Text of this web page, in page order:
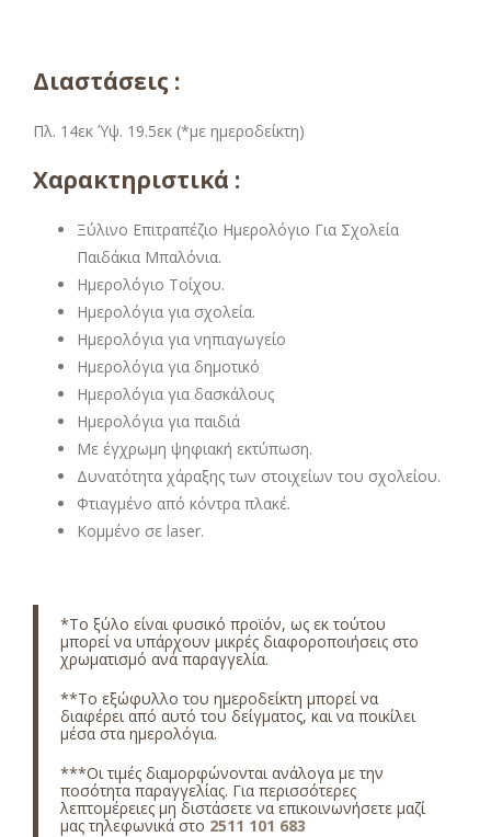
Διαστάσεις :
Πλ. 14εκ Ύψ. 19.5εκ (*με ημεροδείκτη)
Χαρακτηριστικά :
Ξύλινο Επιτραπέζιο Ημερολόγιο Για Σχολεία
Παιδάκια Μπαλόνια.
Ημερολόγιο Τοίχου.
Ημερολόγια για σχολεία.
Ημερολόγια για νηπιαγωγείο
Ημερολόγια για δημοτικό
Ημερολόγια για δασκάλους
Ημερολόγια για παιδιά
Με έγχρωμη ψηφιακή εκτύπωση.
Δυνατότητα χάραξης των στοιχείων του σχολείου.
Φτιαγμένο από κόντρα πλακέ.
Κομμένο σε laser.
*Το ξύλο είναι φυσικό προϊόν, ως εκ τούτου
μπορεί να υπάρχουν μικρές διαφοροποιήσεις στο
χρωματισμό ανά παραγγελία.
**Το εξώφυλλο του ημεροδείκτη μπορεί να
διαφέρει από αυτό του δείγματος, και να ποικίλει
μέσα στα ημερολόγια.
***Οι τιμές διαμορφώνονται ανάλογα με την
ποσότητα παραγγελίας. Για περισσότερες
λεπτομέρειες μη διστάσετε να επικοινωνήσετε μαζί
μας τηλεφωνικά στο 2511 101 683